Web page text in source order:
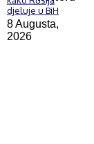
djeluje u BiH
8 Augusta,
2026